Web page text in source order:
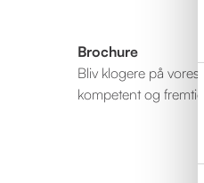
Brochure
Bliv klogere på
kompetent og